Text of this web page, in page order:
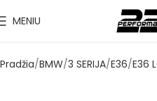
MENIU
Pradžia BMW 3 SERIJA E36 E36